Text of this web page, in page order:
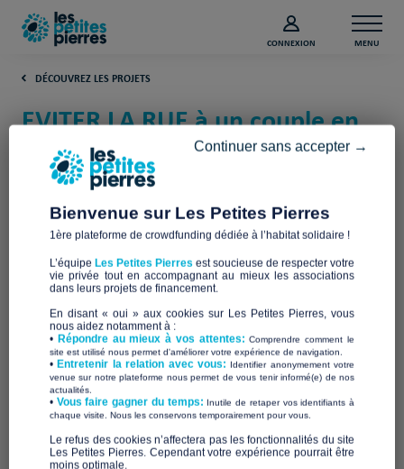
CONNEXION MENU
DÉCOUVREZ LES PROJETS
EVITER LA RUE à un couple en
grande difficulté (Rhône)
ADASV - ASSOCIATION AIDE AUX
DEMANDEURS D'ASILE
Bienvenue sur Les Petites Pierres
1ère plateforme de crowdfunding dédiée à l’habitat solidaire !
L’équipe Les Petites Pierres est soucieuse de respecter votre
vie privée tout en accompagnant au mieux les associations
dans leurs projets de financement.
En disant « oui » aux cookies sur Les Petites Pierres, vous
nous aidez notamment à :
• Répondre au mieux à vos attentes:Comprendre comment le
site est utilisé nous permet d'améliorer votre expérience de navigation.
•Entretenir la relation avec vous: Identifier anonymement votre
venue sur notre plateforme nous permet de vous tenir informé(e) de nos
actualités.
​• Vous faire gagner du temps: Inutile de retaper vos identifiants à
chaque visite. Nous les conservons temporairement pour vous.
​Le refus des cookies n’affectera pas les fonctionnalités du site
Les Petites Pierres. Cependant votre expérience pourrait être
moins optimale.​
Continuer sans accepter →